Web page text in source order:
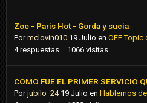
Zoe - Paris Hot - Gorda y sucia
Pormclovin010 19 Julio en OFF Topic
4 respuestas 1066 visitas
COMO FUE EL PRIMER SERVICIO
Porjubilo_24 19 Julio en Hablemos